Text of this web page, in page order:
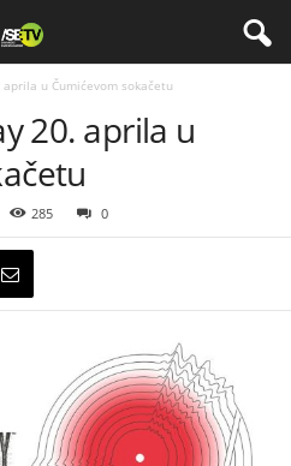
aprila u Čumićevom sokačetu
20. aprila u
285 0